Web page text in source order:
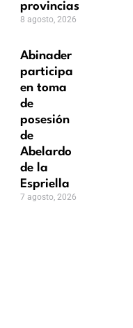
provincias?
8 agosto, 2026
Abinader
participa
en toma
de
posesión
de
Abelardo
de la
Espriella
7 agosto, 2026